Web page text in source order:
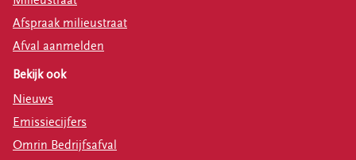
Afspraak milieustraat
Afval aanmelden
Bekijk ook
Nieuws
Emissiecijfers
Omrin Bedrijfsafval